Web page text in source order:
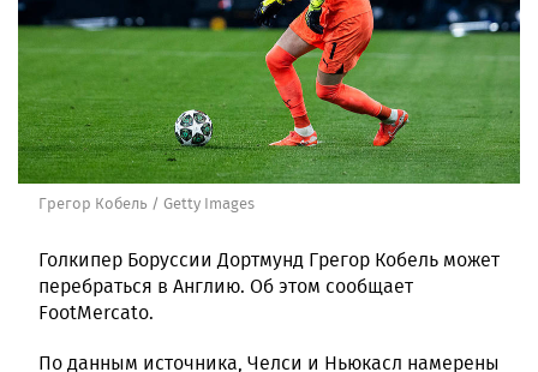
Грегор Кобель / Getty Images
Голкипер Боруссии Дортмунд Грегор Кобель может
перебраться в Англию. Об этом сообщает
FootMercato.
По данным источника, Челси и Ньюкасл намерены